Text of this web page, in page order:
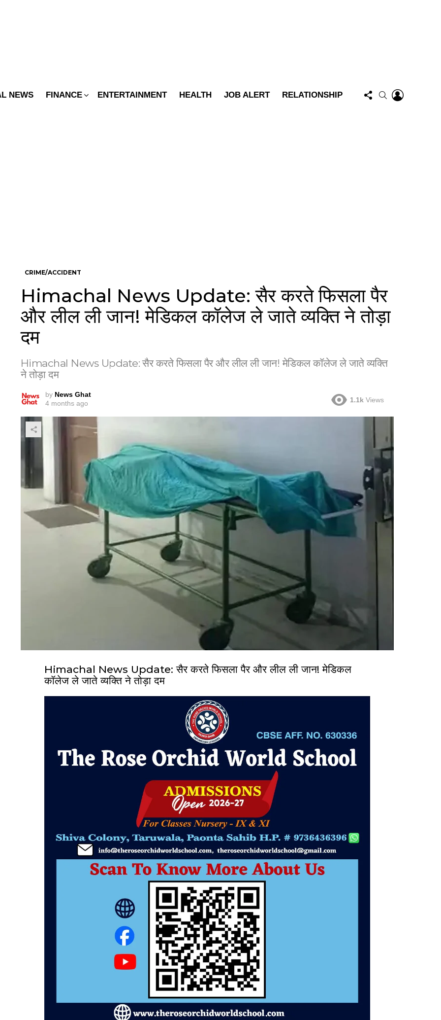
NEWS FINANCE ENTERTAINMENT HEALTH JOB ALERT RELATIONSHIP
FOLLOW
US
SEARCH
CRIME/ACCIDENT
Himachal News Update: सैर करते फिसला पैर
और लील ली जान! मेडिकल कॉलेज ले जाते व्यक्ति ने तोड़ा
दम
Himachal News Update: सैर करते फिसला पैर और लील ली जान! मेडिकल कॉलेज ले जाते व्यक्ति
ने तोड़ा दम
by News Ghat
4 months ago
1.1k Views
Himachal News Update: सैर करते फिसला पैर और लील ली जान! मेडिकल
कॉलेज ले जाते व्यक्ति ने तोड़ा दम